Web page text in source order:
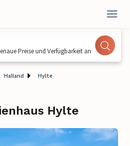
Preise und Verfügbarkeit an
Halland Hylte
Hylte